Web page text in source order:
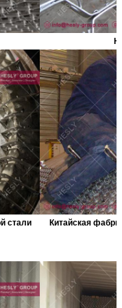
стали Китайская